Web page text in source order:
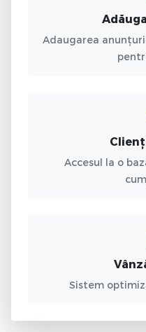
Adaugarea
Accesul la o
Sistem